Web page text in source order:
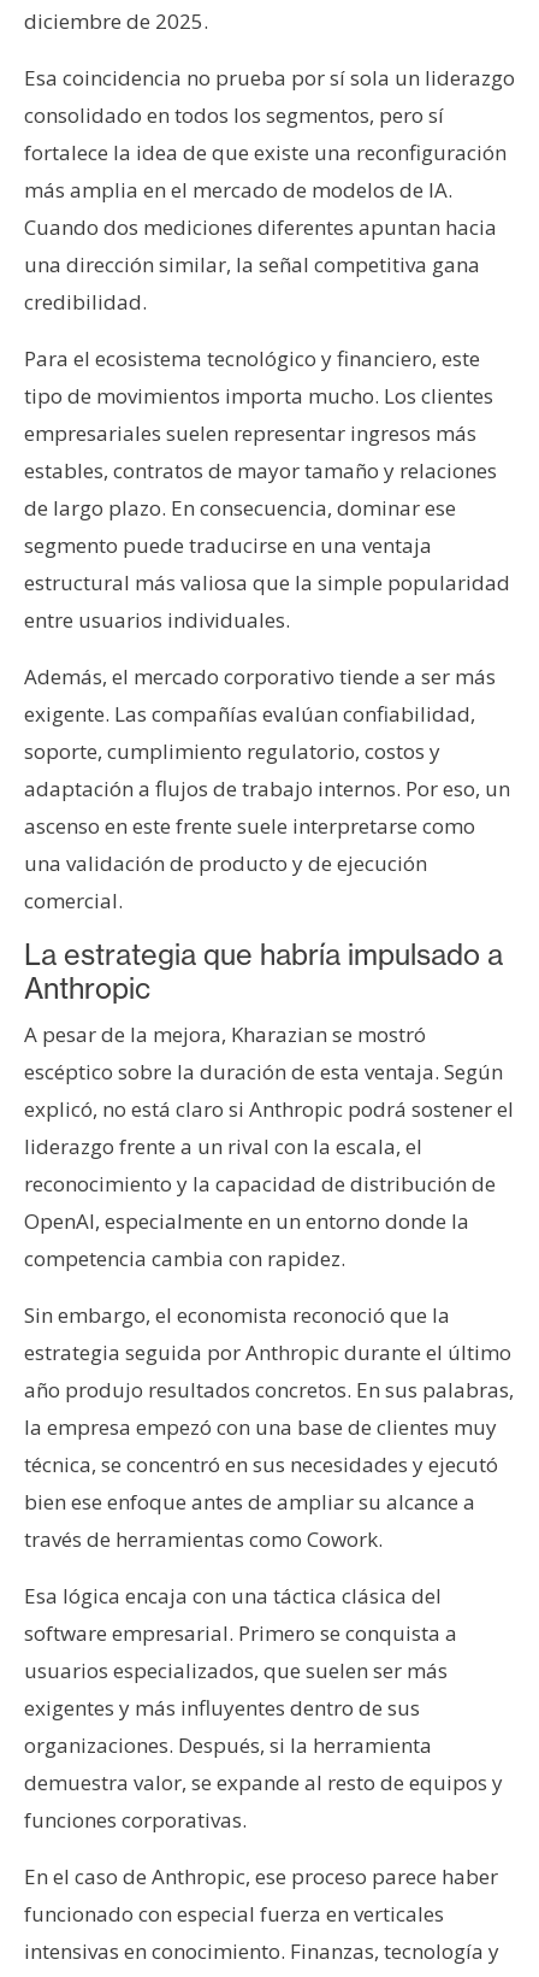
diciembre de 2025.
Esa coincidencia no prueba por sí sola un liderazgo
consolidado en todos los segmentos, pero sí
fortalece la idea de que existe una reconfiguración
más amplia en el mercado de modelos de IA.
Cuando dos mediciones diferentes apuntan hacia
una dirección similar, la señal competitiva gana
credibilidad.
Para el ecosistema tecnológico y financiero, este
tipo de movimientos importa mucho. Los clientes
empresariales suelen representar ingresos más
estables, contratos de mayor tamaño y relaciones
de largo plazo. En consecuencia, dominar ese
segmento puede traducirse en una ventaja
estructural más valiosa que la simple popularidad
entre usuarios individuales.
Además, el mercado corporativo tiende a ser más
exigente. Las compañías evalúan confiabilidad,
soporte, cumplimiento regulatorio, costos y
adaptación a flujos de trabajo internos. Por eso, un
ascenso en este frente suele interpretarse como
una validación de producto y de ejecución
comercial.
La estrategia que habría impulsado a
Anthropic
A pesar de la mejora, Kharazian se mostró
escéptico sobre la duración de esta ventaja. Según
explicó, no está claro si Anthropic podrá sostener el
liderazgo frente a un rival con la escala, el
reconocimiento y la capacidad de distribución de
OpenAI, especialmente en un entorno donde la
competencia cambia con rapidez.
Sin embargo, el economista reconoció que la
estrategia seguida por Anthropic durante el último
año produjo resultados concretos. En sus palabras,
la empresa empezó con una base de clientes muy
técnica, se concentró en sus necesidades y ejecutó
bien ese enfoque antes de ampliar su alcance a
través de herramientas como Cowork.
Esa lógica encaja con una táctica clásica del
software empresarial. Primero se conquista a
usuarios especializados, que suelen ser más
exigentes y más influyentes dentro de sus
organizaciones. Después, si la herramienta
demuestra valor, se expande al resto de equipos y
funciones corporativas.
En el caso de Anthropic, ese proceso parece haber
funcionado con especial fuerza en verticales
intensivas en conocimiento. Finanzas, tecnología y